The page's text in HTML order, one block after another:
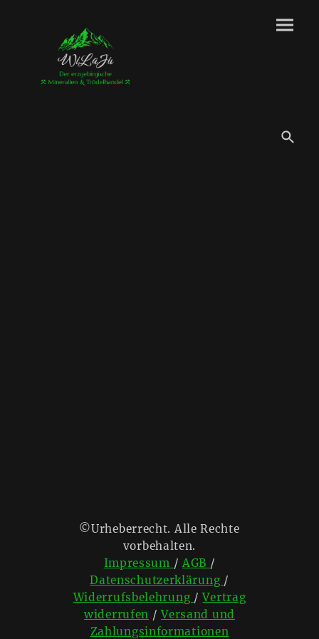
©Urheberrecht. Alle Rechte
vorbehalten.
Impressum / AGB /
Datenschutzerklärung /
Widerrufsbelehrung /Vertrag
widerrufen /Versand und
Zahlungsinformationen